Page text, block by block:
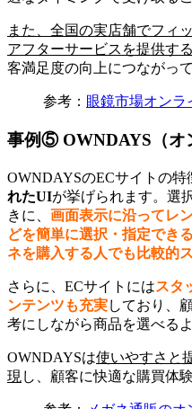
また、全国の実店舗でフィ
アフターサービスを提供す
客満足度の向上につながって
参考： 眼鏡市場オンラ
事例⑤ OWNDAYS（オ
OWNDAYSのECサイトの特
れたUIが挙げられます。選
きに、 画面表示に沿ってレ
どを簡単に選択・指定でき
ネを購入する人でも比較的
さらに、ECサイトにはスタ
ンテンツも充実しており、
考にしながら商品を選べる
OWNDAYSは使いやすさと
現 し、顧客に快適な購買体